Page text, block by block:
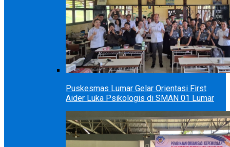
Puskesmas Lumar Gelar Orientasi First
Aider Luka Psikologis di SMAN 01 Lumar